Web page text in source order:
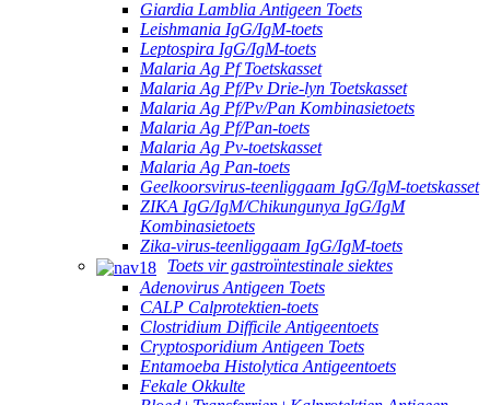
Giardia Lamblia Antigeen Toets
Leishmania IgG/IgM-toets
Leptospira IgG/IgM-toets
Malaria Ag Pf Toetskasset
Malaria Ag Pf/Pv Drie-lyn Toetskasset
Malaria Ag Pf/Pv/Pan Kombinasietoets
Malaria Ag Pf/Pan-toets
Malaria Ag Pv-toetskasset
Malaria Ag Pan-toets
Geelkoorsvirus-teenliggaam IgG/IgM-toetskasset
ZIKA IgG/IgM/Chikungunya IgG/IgM
Kombinasietoets
Zika-virus-teenliggaam IgG/IgM-toets
Toets vir gastroïntestinale siektes
Adenovirus Antigeen Toets
CALP Calprotektien-toets
Clostridium Difficile Antigeentoets
Cryptosporidium Antigeen Toets
Entamoeba Histolytica Antigeentoets
Fekale Okkulte